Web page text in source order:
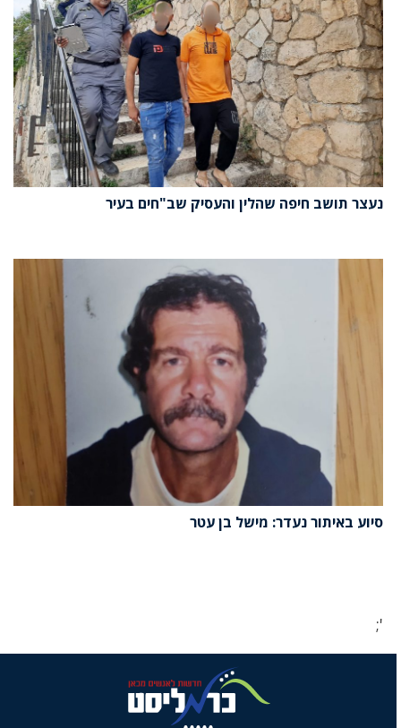
נעצר תושב חיפה שהלין והעסיק שב"חים בעיר
סיוע באיתור נעדר: מישל בן עטר
';